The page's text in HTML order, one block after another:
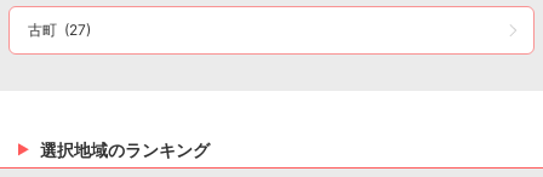
古町 (27)
選択地域のランキング